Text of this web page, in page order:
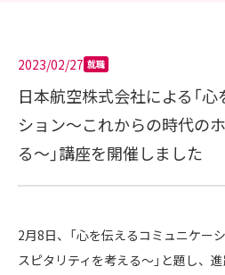
2023/02/27 就職
日本航空株式会社による「
ション～これからの時代の
る～」講座を開催しました
2月8日、「心を伝えるコミュニケー
スピタリティを考える～」と題し、